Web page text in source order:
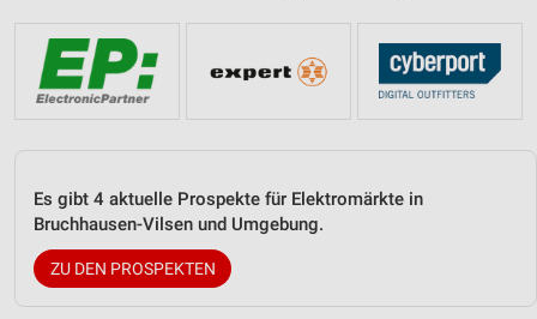
Es gibt 4 aktuelle Prospekte für Elektromärkte in
Bruchhausen-Vilsen und Umgebung.
ZU DEN PROSPEKTEN